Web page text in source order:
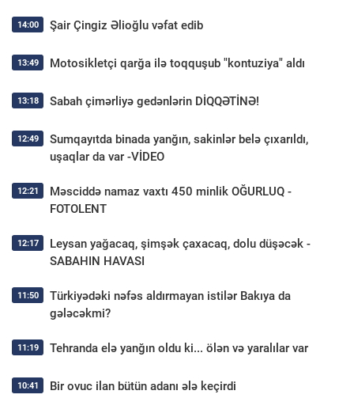
14:00 Şair Çingiz Əlioğlu vəfat edib
13:49 Motosikletçi qarğa ilə toqquşub "kontuziya" aldı
13:18 Sabah çimərliyə gedənlərin DİQQƏTİNƏ!
12:49
Sumqayıtda binada yanğın, sakinlər belə çıxarıldı,
uşaqlar da var -VİDEO
12:21
Məsciddə namaz vaxtı 450 minlik OĞURLUQ -
FOTOLENT
12:17
Leysan yağacaq, şimşək çaxacaq, dolu düşəcək -
SABAHIN HAVASI
11:50
Türkiyədəki nəfəs aldırmayan istilər Bakıya da
gələcəkmi?
11:19 Tehranda elə yanğın oldu ki... ölən və yaralılar var
10:41 Bir ovuc ilan bütün adanı ələ keçirdi